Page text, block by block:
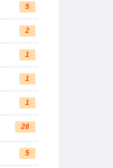
5
2
1
1
1
28
5